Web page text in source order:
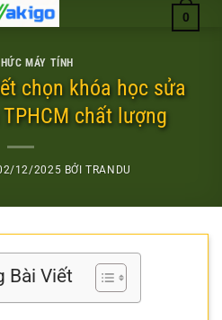
0
MÁY TÍNH
chọn khóa học sửa
chất lượng
12/2025 BỞITRANDU
Bài Viết